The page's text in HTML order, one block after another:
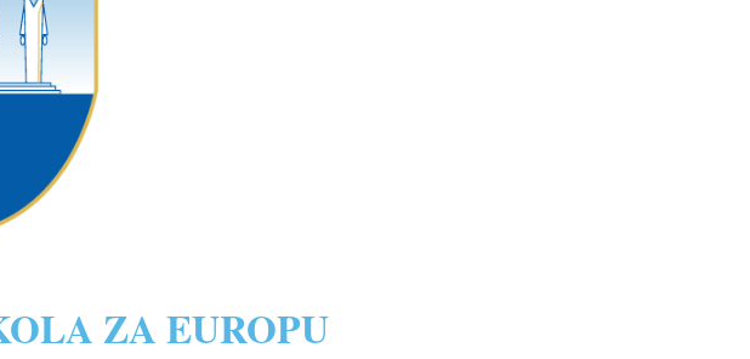
ZA EUROPU